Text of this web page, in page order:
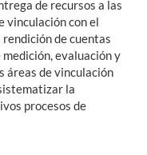
de recursos a las
vinculación con el
rendición de cuentas
evaluación y
áreas de vinculación
la
procesos de